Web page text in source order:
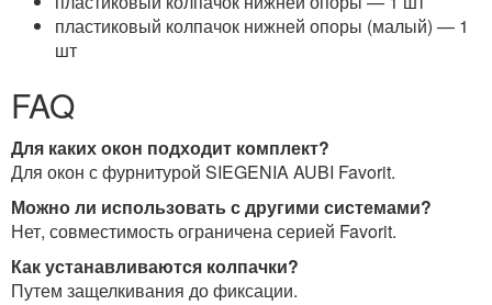
пластиковый колпачок нижней опоры (малый) — 1
шт
FAQ
Для каких окон подходит комплект?
Для окон с фурнитурой SIEGENIA AUBI Favorit.
Можно ли использовать с другими системами?
Нет, совместимость ограничена серией Favorit.
Как устанавливаются колпачки?
Путем защелкивания до фиксации.